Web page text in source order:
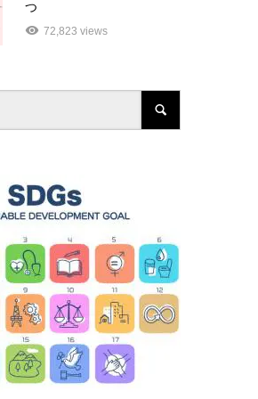
つ
72,823 views